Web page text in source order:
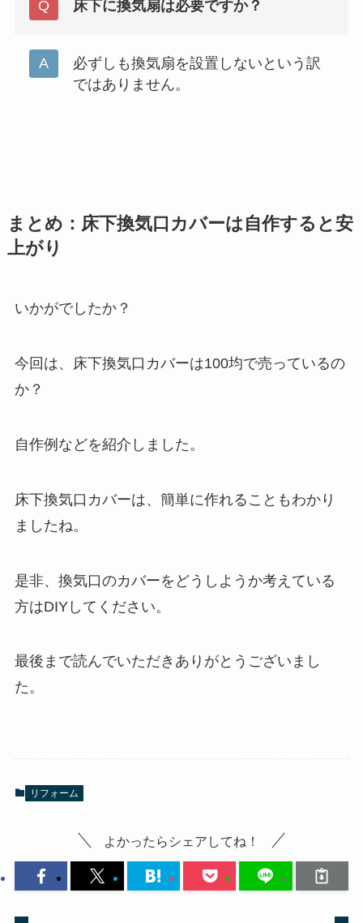
床下に換気扇は必要ですか？
必ずしも換気扇を設置しないという訳
ではありません。
まとめ：床下換気口カバーは自作すると安
上がり
いかがでしたか？
今回は、床下換気口カバーは100均で売っているの
か？
自作例などを紹介しました。
床下換気口カバーは、簡単に作れることもわかり
ましたね。
是非、換気口のカバーをどうしようか考えている
方はDIYしてください。
最後まで読んでいただきありがとうございまし
た。
リフォーム
よかったらシェアしてね！